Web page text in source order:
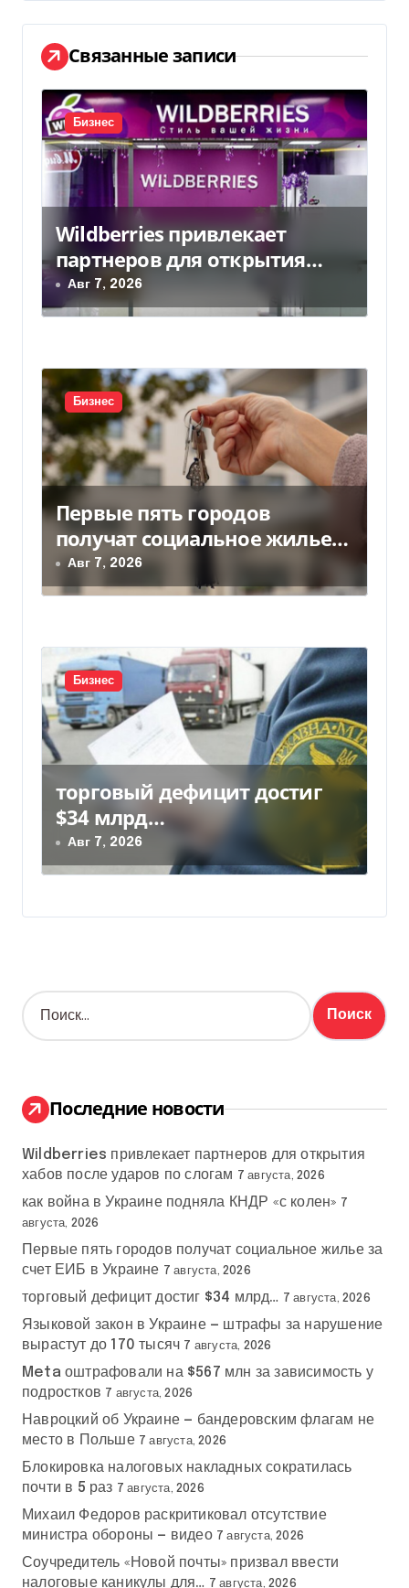
а
ц
и
я
п
о
з
а
п
и
с
я
м
Связанные записи
Бизнес
Wildberries привлекает
партнеров для открытия
хабов после ударов по
слогам
Авг 7, 2026
Бизнес
Первые пять городов
получат социальное жилье
за счет ЕИБ в Украине
Авг 7, 2026
Бизнес
торговый дефицит достиг
$34 млрд…
Авг 7, 2026
Н
а
:
Последние новости
Wildberries привлекает партнеров для открытия
хабов после ударов по слогам 7 августа, 2026
как война в Украине подняла КНДР «с колен» 7
августа, 2026
Первые пять городов получат социальное жилье за
счет ЕИБ в Украине 7 августа, 2026
торговый дефицит достиг $34 млрд… 7 августа, 2026
Языковой закон в Украине — штрафы за нарушение
вырастут до 170 тысяч 7 августа, 2026
Meta оштрафовали на $567 млн за зависимость у
подростков 7 августа, 2026
Навроцкий об Украине — бандеровским флагам не
место в Польше 7 августа, 2026
Блокировка налоговых накладных сократилась
почти в 5 раз 7 августа, 2026
Михаил Федоров раскритиковал отсутствие
министра обороны — видео 7 августа, 2026
Соучредитель «Новой почты» призвал ввести
налоговые каникулы для… 7 августа, 2026